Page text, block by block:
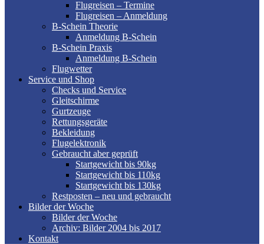
Flugreisen – Termine
Flugreisen – Anmeldung
B-Schein Theorie
Anmeldung B-Schein
B-Schein Praxis
Anmeldung B-Schein
Flugwetter
Service und Shop
Checks und Service
Gleitschirme
Gurtzeuge
Rettungsgeräte
Bekleidung
Flugelektronik
Gebraucht aber geprüft
Startgewicht bis 90kg
Startgewicht bis 110kg
Startgewicht bis 130kg
Restposten – neu und gebraucht
Bilder der Woche
Bilder der Woche
Archiv: Bilder 2004 bis 2017
Kontakt